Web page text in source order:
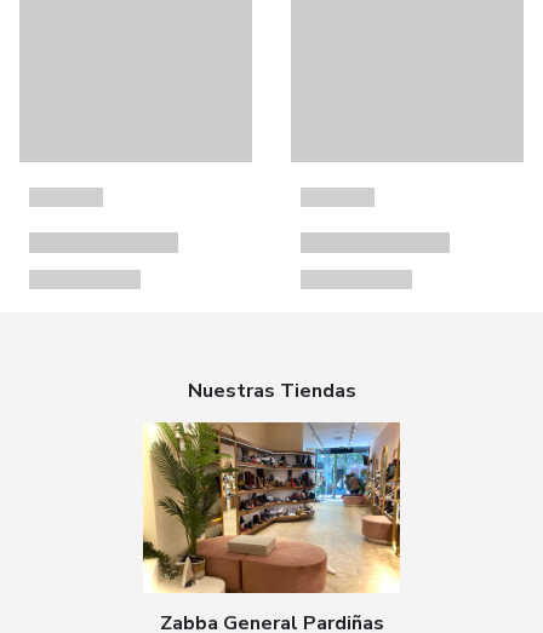
Nuestras Tiendas
Zabba General Pardiñas